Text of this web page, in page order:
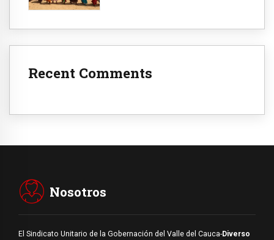
Recent Comments
Nosotros
El Sindicato Unitario de la Gobernación del Valle del Cauca-Diverso